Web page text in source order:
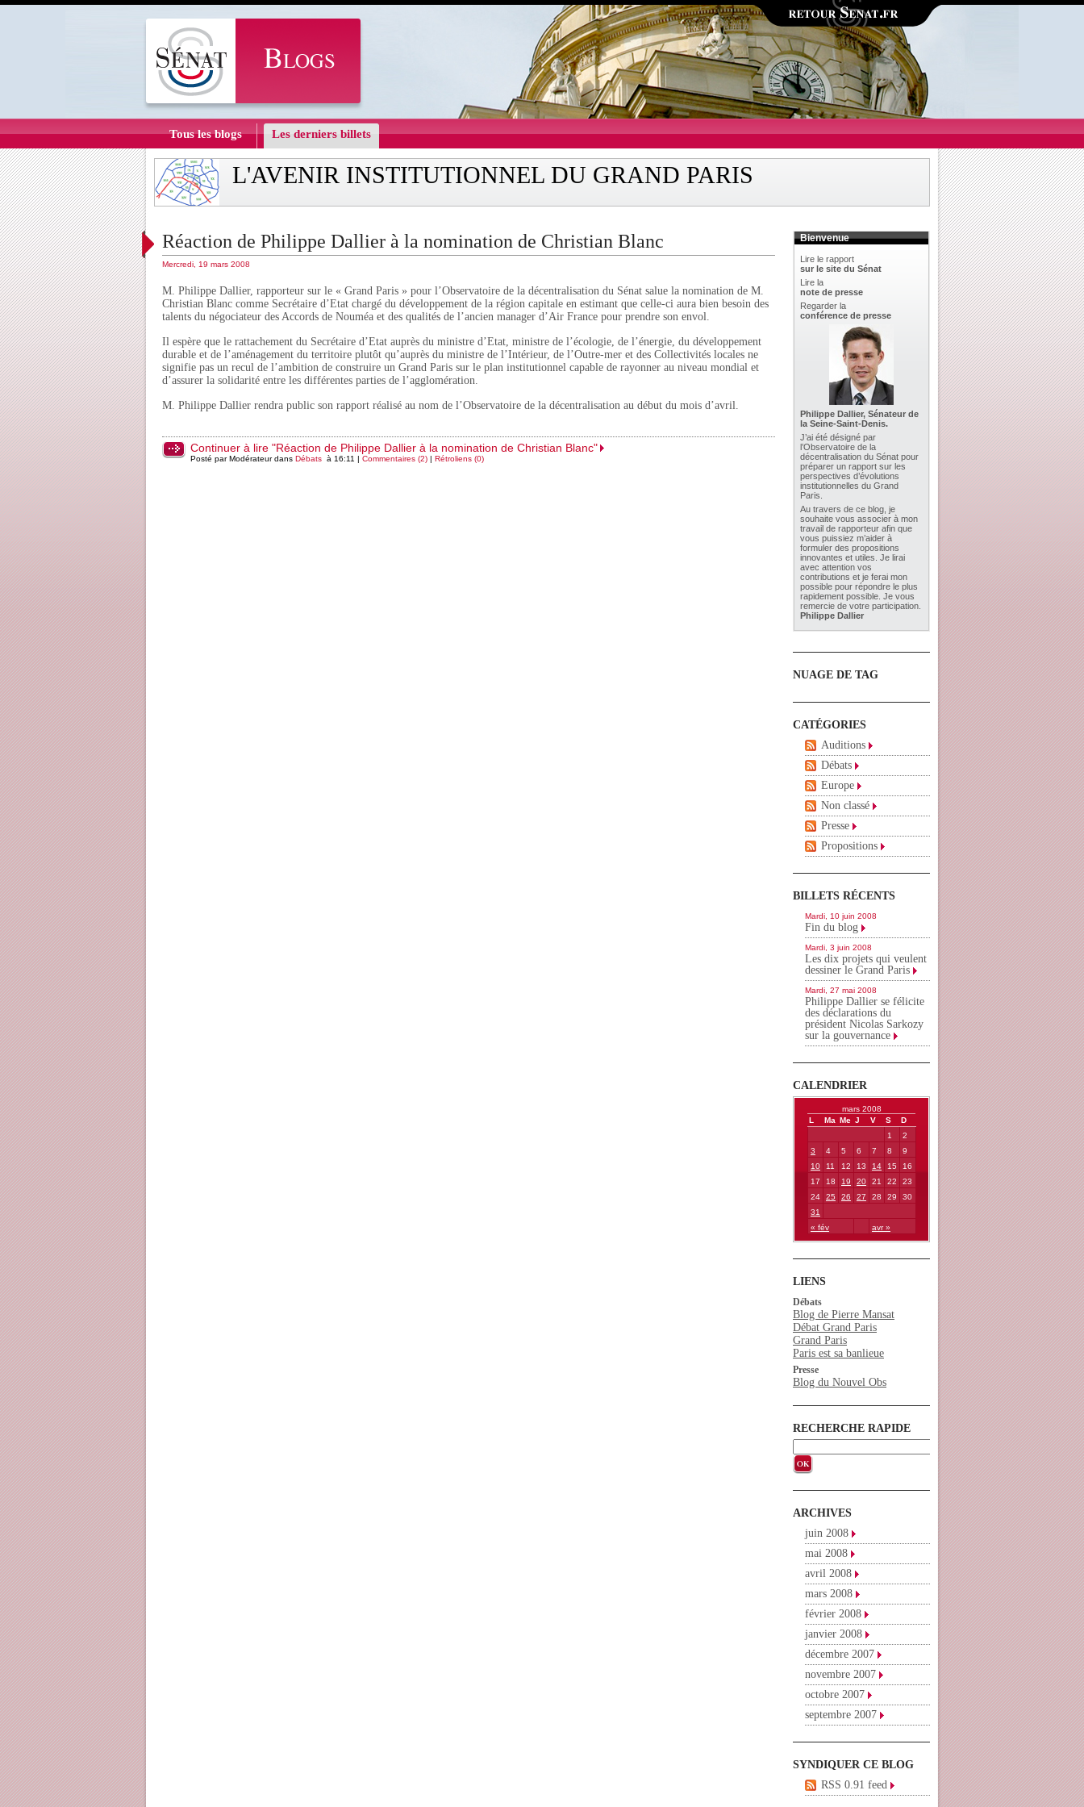
Tous les blogs Les derniers billets
L'AVENIR INSTITUTIONNEL DU GRAND PARIS
Réaction de Philippe Dallier à la nomination de Christian Blanc
Mercredi, 19 mars 2008
M. Philippe Dallier, rapporteur sur le « Grand Paris » pour l’Observatoire de la décentralisation du Sénat salue la nomination de M.
Christian Blanc comme Secrétaire d’Etat chargé du développement de la région capitale en estimant que celle-ci aura bien besoin des
talents du négociateur des Accords de Nouméa et des qualités de l’ancien manager d’Air France pour prendre son envol.
Il espère que le rattachement du Secrétaire d’Etat auprès du ministre d’Etat, ministre de l’écologie, de l’énergie, du développement
durable et de l’aménagement du territoire plutôt qu’auprès du ministre de l’Intérieur, de l’Outre-mer et des Collectivités locales ne
signifie pas un recul de l’ambition de construire un Grand Paris sur le plan institutionnel capable de rayonner au niveau mondial et
d’assurer la solidarité entre les différentes parties de l’agglomération.
M. Philippe Dallier rendra public son rapport réalisé au nom de l’Observatoire de la décentralisation au début du mois d’avril.
Continuer à lire "Réaction de Philippe Dallier à la nomination de Christian Blanc"
Posté par Modérateur dans Débats à 16:11 | Commentaires (2) | Rétroliens (0)
Bienvenue
Lire le rapport
sur le site du Sénat
Lire la
note de presse
Regarder la
conférence de presse
Philippe Dallier, Sénateur de
la Seine-Saint-Denis.
J’ai été désigné par
l’Observatoire de la
décentralisation du Sénat pour
préparer un rapport sur les
perspectives d’évolutions
institutionnelles du Grand
Paris.
Au travers de ce blog, je
souhaite vous associer à mon
travail de rapporteur afin que
vous puissiez m’aider à
formuler des propositions
innovantes et utiles. Je lirai
avec attention vos
contributions et je ferai mon
possible pour répondre le plus
rapidement possible. Je vous
remercie de votre participation.
Philippe Dallier
NUAGE DE TAG
CATÉGORIES
Auditions
Débats
Europe
Non classé
Presse
Propositions
BILLETS RÉCENTS
Mardi, 10 juin 2008
Fin du blog
Mardi, 3 juin 2008
Les dix projets qui veulent
dessiner le Grand Paris
Mardi, 27 mai 2008
Philippe Dallier se félicite
des déclarations du
président Nicolas Sarkozy
sur la gouvernance
CALENDRIER
mars 2008
L
Ma Me J V S D
« fév avr »
1
2
3
4 5 6 7 8
9
10
11 12 13 14 15
16
17
18 19 20 21 22
23
24
25 26 27 28 29
30
31
LIENS
Débats
Blog de Pierre Mansat
Débat Grand Paris
Grand Paris
Paris est sa banlieue
Presse
Blog du Nouvel Obs
RECHERCHE RAPIDE
ARCHIVES
juin 2008
mai 2008
avril 2008
mars 2008
février 2008
janvier 2008
décembre 2007
novembre 2007
octobre 2007
septembre 2007
SYNDIQUER CE BLOG
RSS 0.91 feed